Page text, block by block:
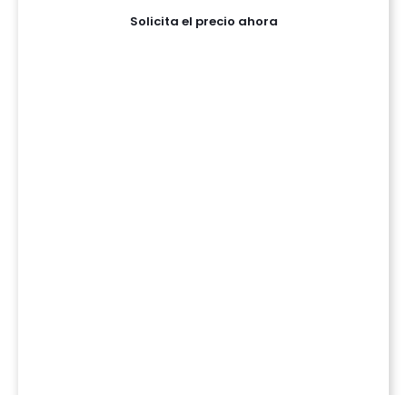
Solicita el precio ahora